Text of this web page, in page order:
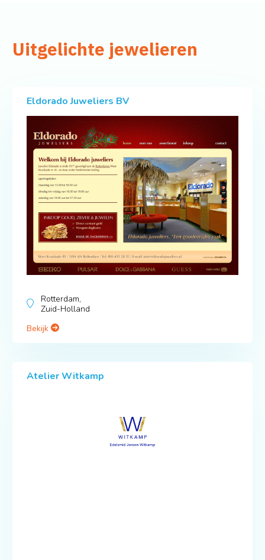
Uitgelichte jewelieren
Eldorado Juweliers BV
Rotterdam,
Zuid-Holland
Bekijk
Atelier Witkamp